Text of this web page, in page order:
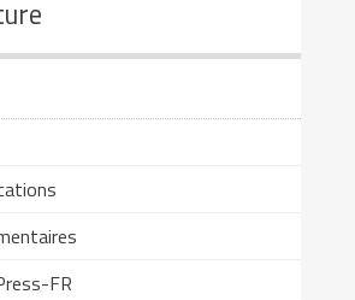
FR